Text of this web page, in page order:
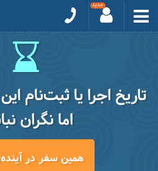
تاریخ اجرا یا ثبت‌نام
اما نگران
همین سفر در